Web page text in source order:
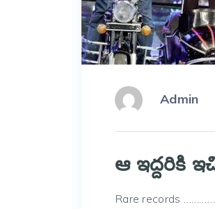
Admin
ఆ ఇద్దరికి
Rare records